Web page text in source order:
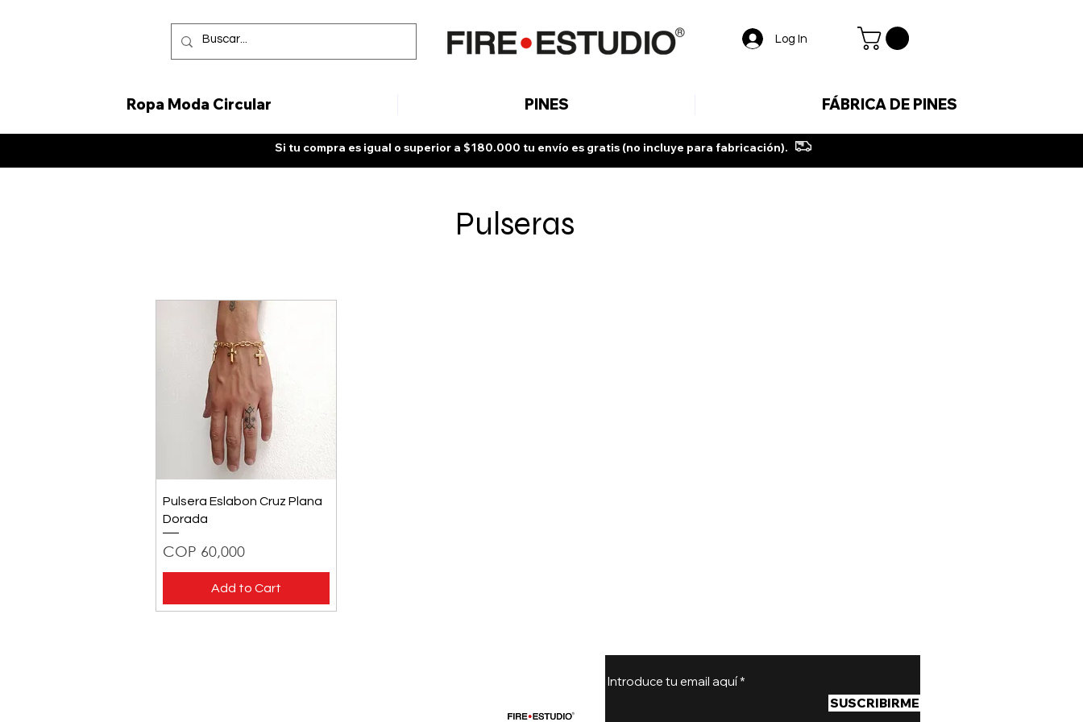
Log In
Ropa Moda Circular PINES FÁBRICA DE PINES
Si tu compra es igual o superior a $180.000 tu envío es gratis (no incluye para fabricación).
Pulseras
Quick View
Pulsera Eslabon Cruz Plana
Dorada
Price
COP 60,000
Add to Cart
Introduce tu email aquí
SUSCRIBIRME